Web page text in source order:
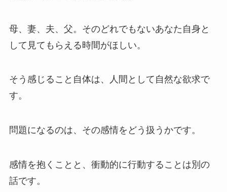
母、妻、夫、父。そのどれでもないあなた自身と
して見てもらえる時間がほしい。
そう感じること自体は、人間として自然な欲求で
す。
問題になるのは、その感情をどう扱うかです。
感情を抱くことと、衝動的に行動することは別の
話です。